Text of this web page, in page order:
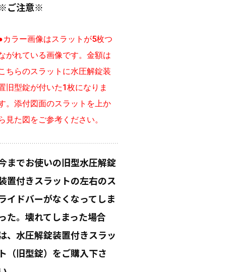
ご注意※
カラー画像はスラットが5枚つ
がれている画像です。金額は
ちらのスラットに水圧解錠装
旧型錠が付いた1枚になりま
。添付図面のスラットを上か
見た図をご参考ください。
までお使いの旧型水圧解錠
置付きスラットの左右のス
イドバーがなくなってしま
た。壊れてしまった場合
、水圧解錠装置付きスラッ
（旧型錠）をご購入下さ